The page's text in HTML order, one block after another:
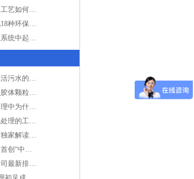
苏州高盐废水处理工艺如何实现行业升级
苏州废水处理常见18种环保术语，秒懂！
调节池对废水处理系统中起到怎样的作用？
中水回用案例之生活污水的二次处理利用
废水处理中为什么胶体颗粒不易自然沉降?
安峰环保：废水处理中为什么胶体颗粒不易自然沉降?
苏州首创有机废气处理的工艺测试
废水处理工艺师的独家解读废水处理知识
苏州工业污水处理首创“中水”回用经济
苏州有实力环保公司最新排名/知名环保公司有哪些?